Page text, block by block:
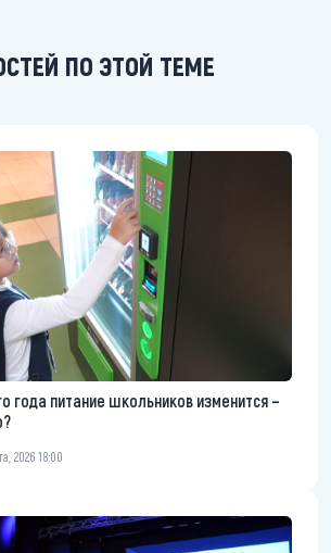
ПО ЭТОЙ ТЕМЕ
года питание школьников изменится –
2026 18:00